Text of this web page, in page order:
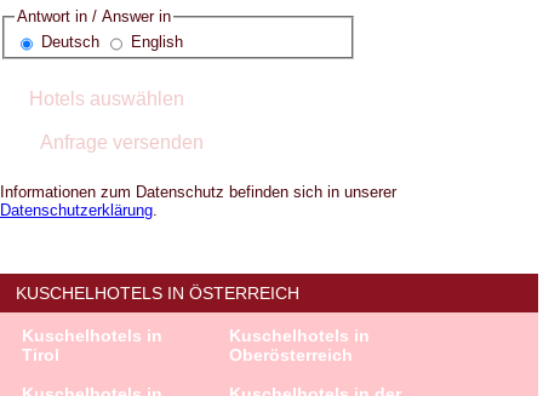
Antwort in / Answer in
Deutsch
English
Informationen zum Datenschutz befinden sich in unserer
Datenschutzerklärung.
KUSCHELHOTELS IN ÖSTERREICH
Kuschelhotels in
Tirol
Kuschelhotels in
Oberösterreich